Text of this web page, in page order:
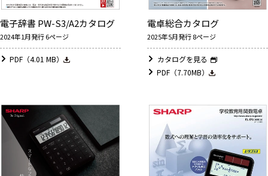
電子辞書 PW-S3/A2カタログ
2024年1月発行 6ページ
PDF（4.01 MB）
電卓総合カタログ
2025年5月発行 8ページ
カタログを見る
PDF（7.70MB）